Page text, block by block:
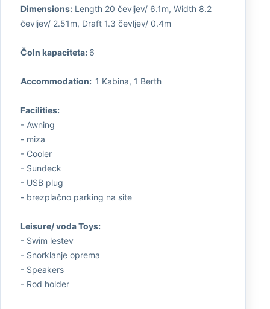
Dimensions:Length 20 čevljev/ 6.1m, Width 8.2
čevljev/ 2.51m, Draft 1.3 čevljev/ 0.4m
Čoln kapaciteta: 6
Accommodation: 1 Kabina, 1 Berth
Facilities:
- Awning
- miza
- Cooler
- Sundeck
- USB plug
- brezplačno parking na site
Leisure/ voda Toys:
- Swim lestev
- Snorklanje oprema
- Speakers
- Rod holder